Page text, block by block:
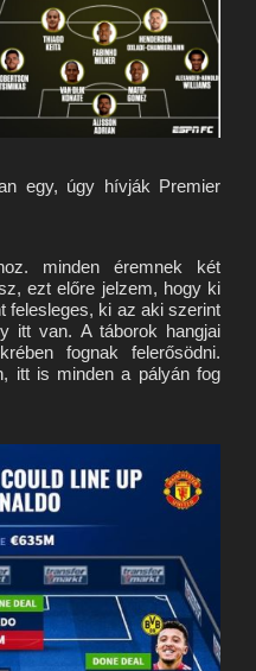
egy, úgy hívják Premier
minden éremnek két
ezt előre jelzem, hogy ki
felesleges, ki az aki szerint
itt van. A táborok hangjai
fognak felerősödni.
itt is minden a pályán fog